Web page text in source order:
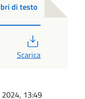
di testo
Scarica
13:49